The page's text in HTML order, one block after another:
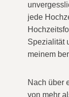
jede
Spezialität
meinem
Nach über
von mehr